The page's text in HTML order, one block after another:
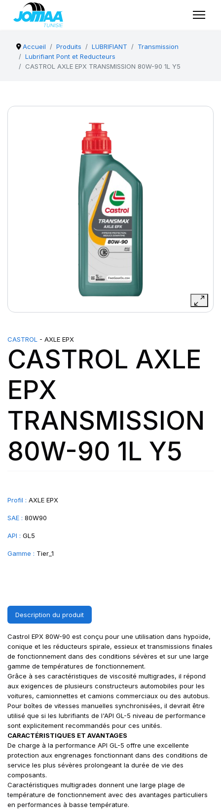
Accueil Produits LUBRIFIANT
Transmission
Lubrifiant Pont et Reducteurs
CASTROL AXLE EPX TRANSMISSION 80W-90 1L Y5
CASTROL - AXLE EPX
CASTROL AXLE
EPX
TRANSMISSION
80W-90 1L Y5
Profil : AXLE EPX
SAE : 80W90
API : GL5
Gamme : Tier_1
Description du produit
Castrol EPX 80W-90 est conçu pour une utilisation dans hypoïde,
conique et les réducteurs spirale, essieux et transmissions finales
de fonctionnement dans des conditions sévères et sur une large
gamme de températures de fonctionnement.
Grâce à ses caractéristiques de viscosité multigrades, il répond
aux exigences de plusieurs constructeurs automobiles pour les
voitures, camionnettes et camions commerciaux ou des autobus.
Pour boîtes de vitesses manuelles synchronisées, il devrait être
utilisé que si les lubrifiants de l'API GL-5 niveau de performance
sont explicitement recommandés pour ces unités.
CARACTÉRISTIQUES ET AVANTAGES
De charge à la performance API GL-5 offre une excellente
protection aux engrenages fonctionnant dans des conditions de
service les plus sévères prolongeant la durée de vie des
composants.
Caractéristiques multigrades donnent une large plage de
température de fonctionnement avec des avantages particuliers
en performances à basse température.